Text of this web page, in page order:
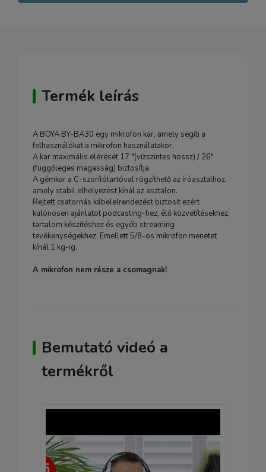
Termék leírás
A BOYA BY-BA30 egy mikrofon kar, amely segíti a
felhasználókat a mikrofon használatakor.
A kar maximális elérését 17 "(vízszintes hossz) / 26"
(függőleges magasság) biztosítja.
A gémkar a C-szorítótartóval rögzíthető az íróasztalhoz,
amely stabil elhelyezést kínál az asztalon.
Rejtett csatornás kábelelrendezést biztosít ezért
különösen ajánlatot podcasting-hez, élő közvetítésekhez,
tartalom készítéshez és egyéb streaming
tevékenységekhez. Emellett 5/8-os mikrofon menetet
kínál 1 kg-ig.
A mikrofon nem része a csomagnak!
Bemutató videó a
termékről